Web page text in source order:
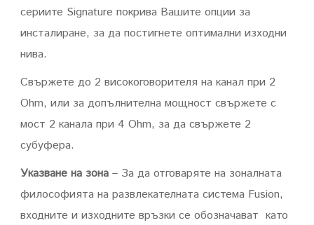
сериите Signature покрива Вашите опции за
инсталиране, за да постигнете оптимални изходни
нива.
Свържете до 2 високоговорителя на канал при 2
Ohm, или за допълнителна мощност свържете с
мост 2 канала при 4 Ohm, за да свържете 2
субуфера.
Указване на зона – За да отговаряте на зоналната
философията на развлекателната система Fusion,
входните и изходните връзки се обозначават като